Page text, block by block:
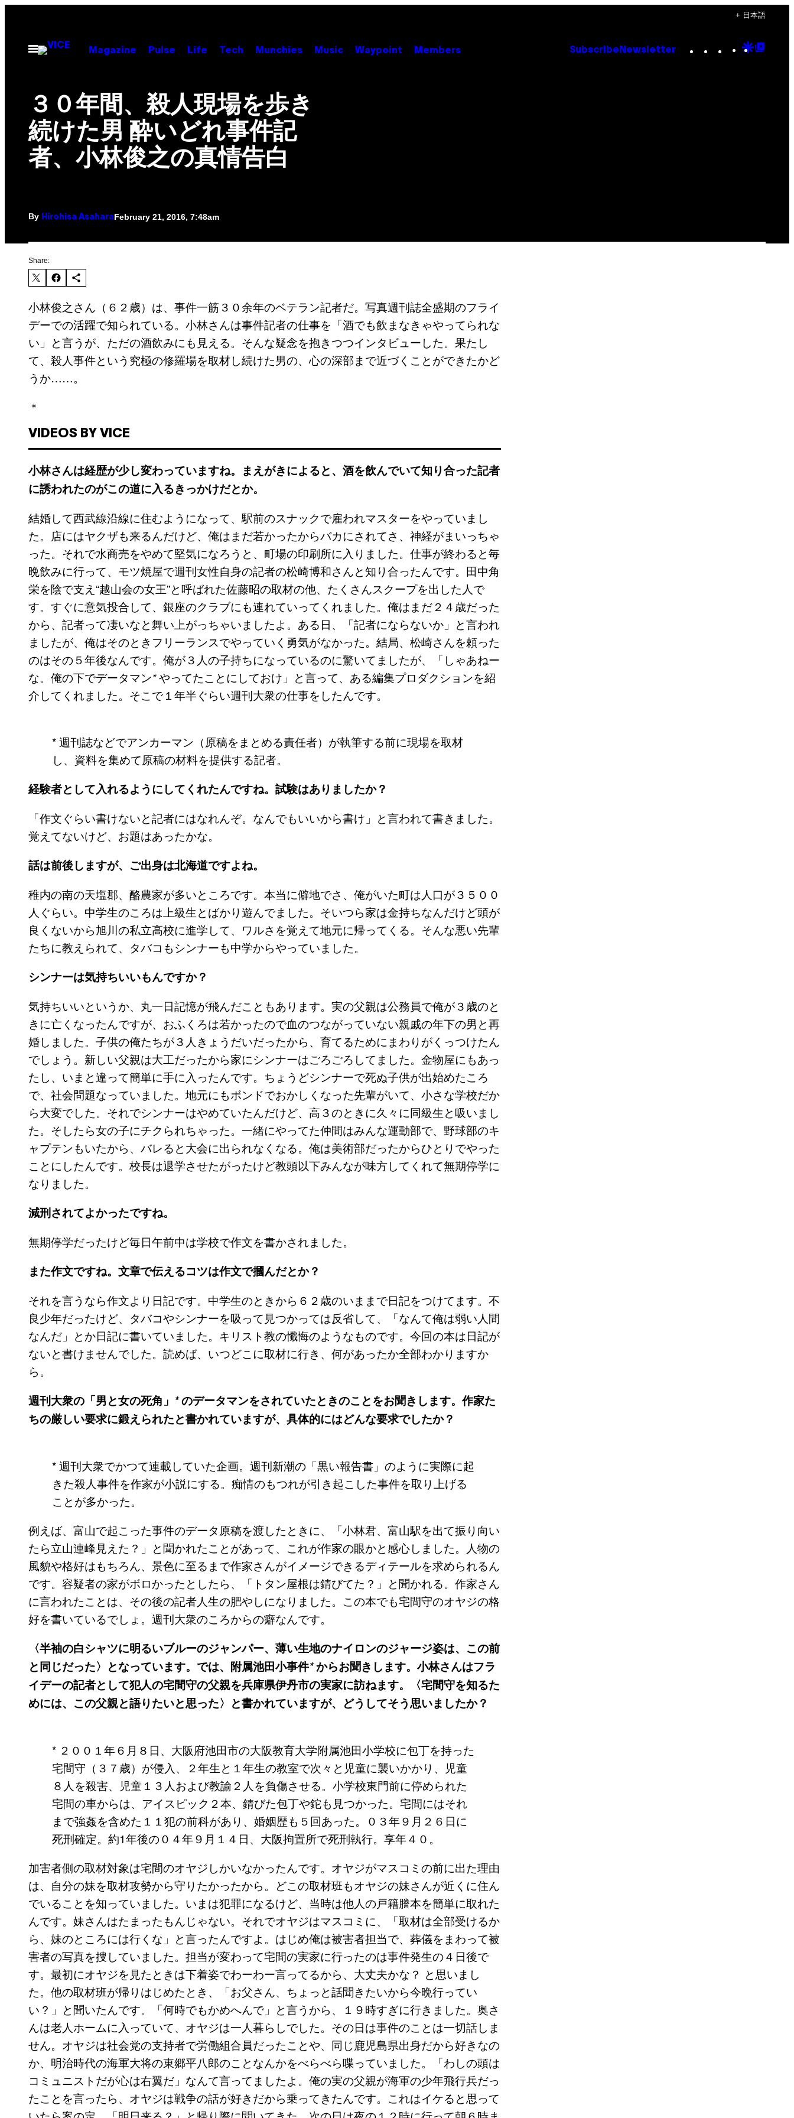
content
+ 日本語
Open
Menu
Magazine Pulse Life Tech Munchies Music Waypoint Members Subscribe Newsletter Instagram
TikTok
YouTube
Google
３０年間、殺人現場を歩き
続けた男 酔いどれ事件記
者、小林俊之の真情告白
By Hirohisa AsaharaFebruary 21, 2016, 7:48am
Share:
小林俊之さん（６２歳）は、事件一筋３０余年のベテラン記者だ。写真週刊誌全盛期のフライ
デーでの活躍で知られている。小林さんは事件記者の仕事を「酒でも飲まなきゃやってられな
い」と言うが、ただの酒飲みにも見える。そんな疑念を抱きつつインタビューした。果たし
て、殺人事件という究極の修羅場を取材し続けた男の、心の深部まで近づくことができたかど
うか……。
＊
VIDEOS BY VICE
小林さんは経歴が少し変わっていますね。まえがきによると、酒を飲んでいて知り合った記者
に誘われたのがこの道に入るきっかけだとか。
結婚して西武線沿線に住むようになって、駅前のスナックで雇われマスターをやっていまし
た。店にはヤクザも来るんだけど、俺はまだ若かったからバカにされてさ、神経がまいっちゃ
った。それで水商売をやめて堅気になろうと、町場の印刷所に入りました。仕事が終わると毎
晩飲みに行って、モツ焼屋で週刊女性自身の記者の松崎博和さんと知り合ったんです。田中角
栄を陰で支え“越山会の女王”と呼ばれた佐藤昭の取材の他、たくさんスクープを出した人で
す。すぐに意気投合して、銀座のクラブにも連れていってくれました。俺はまだ２４歳だった
から、記者って凄いなと舞い上がっちゃいましたよ。ある日、「記者にならないか」と言われ
ましたが、俺はそのときフリーランスでやっていく勇気がなかった。結局、松崎さんを頼った
のはその５年後なんです。俺が３人の子持ちになっているのに驚いてましたが、「しゃあねー
な。俺の下でデータマン*やってたことにしておけ」と言って、ある編集プロダクションを紹
介してくれました。そこで１年半ぐらい週刊大衆の仕事をしたんです。
* 週刊誌などでアンカーマン（原稿をまとめる責任者）が執筆する前に現場を取材
し、資料を集めて原稿の材料を提供する記者。
経験者として入れるようにしてくれたんですね。試験はありましたか？
「作文ぐらい書けないと記者にはなれんぞ。なんでもいいから書け」と言われて書きました。
覚えてないけど、お題はあったかな。
話は前後しますが、ご出身は北海道ですよね。
稚内の南の天塩郡、酪農家が多いところです。本当に僻地でさ、俺がいた町は人口が３５００
人ぐらい。中学生のころは上級生とばかり遊んでました。そいつら家は金持ちなんだけど頭が
良くないから旭川の私立高校に進学して、ワルさを覚えて地元に帰ってくる。そんな悪い先輩
たちに教えられて、タバコもシンナーも中学からやっていました。
シンナーは気持ちいいもんですか？
気持ちいいというか、丸一日記憶が飛んだこともあります。実の父親は公務員で俺が３歳のと
きに亡くなったんですが、おふくろは若かったので血のつながっていない親戚の年下の男と再
婚しました。子供の俺たちが３人きょうだいだったから、育てるためにまわりがくっつけたん
でしょう。新しい父親は大工だったから家にシンナーはごろごろしてました。金物屋にもあっ
たし、いまと違って簡単に手に入ったんです。ちょうどシンナーで死ぬ子供が出始めたころ
で、社会問題なっていました。地元にもボンドでおかしくなった先輩がいて、小さな学校だか
ら大変でした。それでシンナーはやめていたんだけど、高３のときに久々に同級生と吸いまし
た。そしたら女の子にチクられちゃった。一緒にやってた仲間はみんな運動部で、野球部のキ
ャプテンもいたから、バレると大会に出られなくなる。俺は美術部だったからひとりでやった
ことにしたんです。校長は退学させたがったけど教頭以下みんなが味方してくれて無期停学に
なりました。
減刑されてよかったですね。
無期停学だったけど毎日午前中は学校で作文を書かされました。
また作文ですね。文章で伝えるコツは作文で摑んだとか？
それを言うなら作文より日記です。中学生のときから６２歳のいままで日記をつけてます。不
良少年だったけど、タバコやシンナーを吸って見つかっては反省して、「なんて俺は弱い人間
なんだ」とか日記に書いていました。キリスト教の懺悔のようなものです。今回の本は日記が
ないと書けませんでした。読めば、いつどこに取材に行き、何があったか全部わかりますか
ら。
週刊大衆の「男と女の死角」 *のデータマンをされていたときのことをお聞きします。作家た
ちの厳しい要求に鍛えられたと書かれていますが、具体的にはどんな要求でしたか？
* 週刊大衆でかつて連載していた企画。週刊新潮の「黒い報告書」のように実際に起
きた殺人事件を作家が小説にする。痴情のもつれが引き起こした事件を取り上げる
ことが多かった。
例えば、富山で起こった事件のデータ原稿を渡したときに、「小林君、富山駅を出て振り向い
たら立山連峰見えた？」と聞かれたことがあって、これが作家の眼かと感心しました。人物の
風貌や格好はもちろん、景色に至るまで作家さんがイメージできるディテールを求められるん
です。容疑者の家がボロかったとしたら、「トタン屋根は錆びてた？」と聞かれる。作家さん
に言われたことは、その後の記者人生の肥やしになりました。この本でも宅間守のオヤジの格
好を書いているでしょ。週刊大衆のころからの癖なんです。
〈半袖の白シャツに明るいブルーのジャンパー、薄い生地のナイロンのジャージ姿は、この前
と同じだった〉となっています。では、附属池田小事件*からお聞きします。小林さんはフラ
イデーの記者として犯人の宅間守の父親を兵庫県伊丹市の実家に訪ねます。〈宅間守を知るた
めには、この父親と語りたいと思った〉と書かれていますが、どうしてそう思いましたか？
* ２００１年６月８日、大阪府池田市の大阪教育大学附属池田小学校に包丁を持った
宅間守（３７歳）が侵入、２年生と１年生の教室で次々と児童に襲いかかり、児童
８人を殺害、児童１３人および教諭２人を負傷させる。小学校東門前に停められた
宅間の車からは、アイスピック２本、錆びた包丁や鉈も見つかった。宅間にはそれ
まで強姦を含めた１１犯の前科があり、婚姻歴も５回あった。０３年９月２６日に
死刑確定。約1年後の０４年９月１４日、大阪拘置所で死刑執行。享年４０。
加害者側の取材対象は宅間のオヤジしかいなかったんです。オヤジがマスコミの前に出た理由
は、自分の妹を取材攻勢から守りたかったから。どこの取材班もオヤジの妹さんが近くに住ん
でいることを知っていました。いまは犯罪になるけど、当時は他人の戸籍謄本を簡単に取れた
んです。妹さんはたまったもんじゃない。それでオヤジはマスコミに、「取材は全部受けるか
ら、妹のところには行くな」と言ったんですよ。はじめ俺は被害者担当で、葬儀をまわって被
害者の写真を捜していました。担当が変わって宅間の実家に行ったのは事件発生の４日後で
す。最初にオヤジを見たときは下着姿でわーわー言ってるから、大丈夫かな？ と思いまし
た。他の取材班が帰りはじめたとき、「お父さん、ちょっと話聞きたいから今晩行ってい
い？」と聞いたんです。「何時でもかめへんで」と言うから、１９時すぎに行きました。奥さ
んは老人ホームに入っていて、オヤジは一人暮らしでした。その日は事件のことは一切話しま
せん。オヤジは社会党の支持者で労働組合員だったことや、同じ鹿児島県出身だから好きなの
か、明治時代の海軍大将の東郷平八郎のことなんかをべらべら喋っていました。「わしの頭は
コミュニストだが心は右翼だ」なんて言ってましたよ。俺の実の父親が海軍の少年飛行兵だっ
たことを言ったら、オヤジは戦争の話が好きだから乗ってきたんです。これはイケると思って